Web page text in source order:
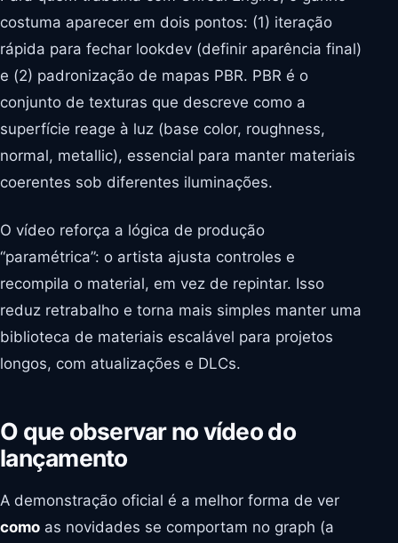
costuma aparecer em dois pontos: (1) iteração
rápida para fechar lookdev (definir aparência final)
e (2) padronização de mapas PBR. PBR é o
conjunto de texturas que descreve como a
superfície reage à luz (base color, roughness,
normal, metallic), essencial para manter materiais
coerentes sob diferentes iluminações.
O vídeo reforça a lógica de produção
“paramétrica”: o artista ajusta controles e
recompila o material, em vez de repintar. Isso
reduz retrabalho e torna mais simples manter uma
biblioteca de materiais escalável para projetos
longos, com atualizações e DLCs.
O que observar no vídeo do
lançamento
A demonstração oficial é a melhor forma de ver
como as novidades se comportam no graph (a